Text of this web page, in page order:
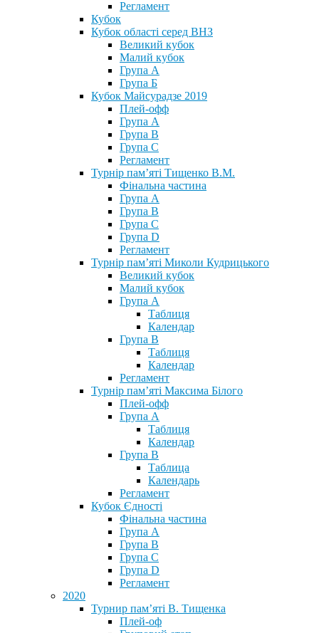
Регламент
Кубок
Кубок області серед ВНЗ
Великий кубок
Малий кубок
Група А
Група Б
Кубок Майсурадзе 2019
Плей-офф
Група А
Група В
Група С
Регламент
Турнір пам’яті Тищенко В.М.
Фінальна частина
Група А
Група В
Група С
Група D
Регламент
Турнір пам’яті Миколи Кудрицького
Великий кубок
Малий кубок
Група А
Таблиця
Календар
Група В
Таблиця
Календар
Регламент
Турнір пам’яті Максима Білого
Плей-офф
Група А
Таблиця
Календар
Група В
Таблица
Календарь
Регламент
Кубок Єдності
Фінальна частина
Група А
Група В
Група С
Група D
Регламент
2020
Турнир пам’яті В. Тищенка
Плей-оф